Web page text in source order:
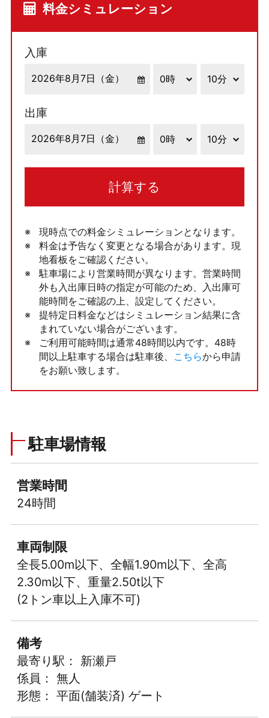
料金シミュレーション
入庫
出庫
計算する
現時点での料金シミュレーションとなります。
料金は予告なく変更となる場合があります。現
地看板をご確認ください。
駐車場により営業時間が異なります。営業時間
外も入出庫日時の指定が可能のため、入出庫可
能時間をご確認の上、設定してください。
提特定日料金などはシミュレーション結果に含
まれていない場合がございます。
ご利用可能時間は通常48時間以内です。48時
間以上駐車する場合は駐車後、
こちらから申請
をお願い致します。
駐車場情報
営業時間
24時間
車両制限
全長5.00m以下、全幅1.90m以下、全高
2.30m以下、重量2.50t以下
(2トン車以上入庫不可)
備考
最寄り駅： 新瀬戸
係員： 無人
形態： 平面(舗装済) ゲート